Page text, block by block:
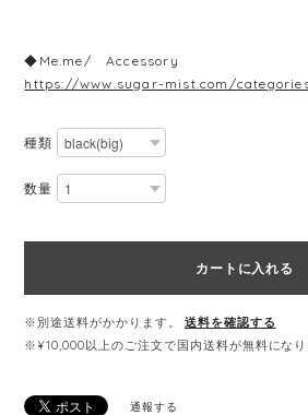
◆Me.me/ Accessory
https://www.sugar-mist.com/
種類
数量
カートに入れる
※別途送料がかかります。
送料を確認する
※¥10,000以上のご注文で国内送料が無料になり
通報する